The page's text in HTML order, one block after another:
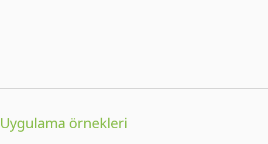
Uygulama örnekleri